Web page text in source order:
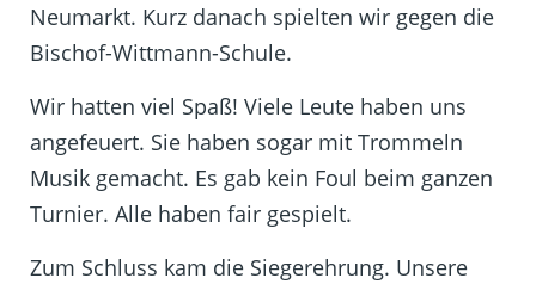
Neumarkt. Kurz danach spielten wir gegen die
Bischof-Wittmann-Schule.
Wir hatten viel Spaß! Viele Leute haben uns
angefeuert. Sie haben sogar mit Trommeln
Musik gemacht. Es gab kein Foul beim ganzen
Turnier. Alle haben fair gespielt.
Zum Schluss kam die Siegerehrung. Unsere